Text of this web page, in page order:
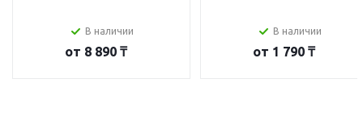
В наличии
от 8 890 ₸
В наличии
от 1 790 ₸